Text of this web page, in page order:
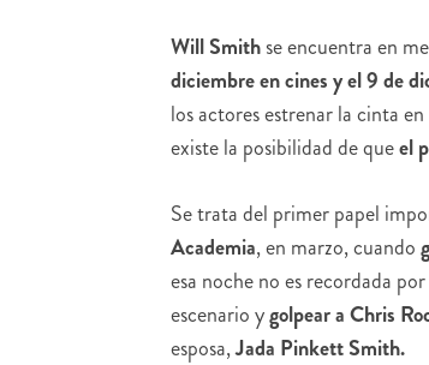
Will Smithse encuentra en
diciembre en cines y el 9 de
los actores estrenar la cinta
existe la posibilidad de queel
Se trata del primer papel
Academia, en marzo, cuando
esa noche no es recordada
escenario ygolpear a Chris
esposa,Jada Pinkett Smith.